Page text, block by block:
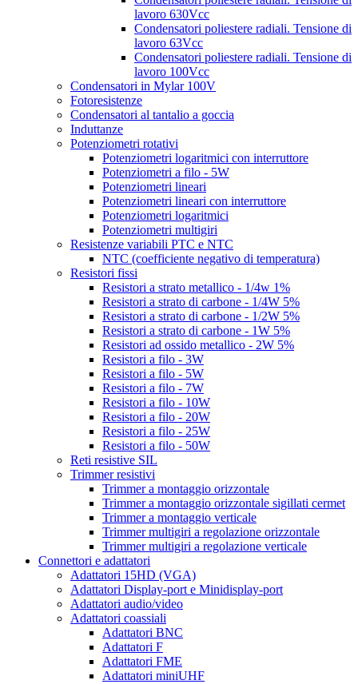
lavoro 630Vcc
Condensatori poliestere radiali. Tensione di
lavoro 63Vcc
Condensatori poliestere radiali. Tensione di
lavoro 100Vcc
Condensatori in Mylar 100V
Fotoresistenze
Condensatori al tantalio a goccia
Induttanze
Potenziometri rotativi
Potenziometri logaritmici con interruttore
Potenziometri a filo - 5W
Potenziometri lineari
Potenziometri lineari con interruttore
Potenziometri logaritmici
Potenziometri multigiri
Resistenze variabili PTC e NTC
NTC (coefficiente negativo di temperatura)
Resistori fissi
Resistori a strato metallico - 1/4w 1%
Resistori a strato di carbone - 1/4W 5%
Resistori a strato di carbone - 1/2W 5%
Resistori a strato di carbone - 1W 5%
Resistori ad ossido metallico - 2W 5%
Resistori a filo - 3W
Resistori a filo - 5W
Resistori a filo - 7W
Resistori a filo - 10W
Resistori a filo - 20W
Resistori a filo - 25W
Resistori a filo - 50W
Reti resistive SIL
Trimmer resistivi
Trimmer a montaggio orizzontale
Trimmer a montaggio orizzontale sigillati cermet
Trimmer a montaggio verticale
Trimmer multigiri a regolazione orizzontale
Trimmer multigiri a regolazione verticale
Connettori e adattatori
Adattatori 15HD (VGA)
Adattatori Display-port e Minidisplay-port
Adattatori audio/video
Adattatori coassiali
Adattatori BNC
Adattatori F
Adattatori FME
Adattatori miniUHF